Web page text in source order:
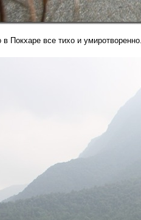
в Покхаре все тихо и умиротворенно.